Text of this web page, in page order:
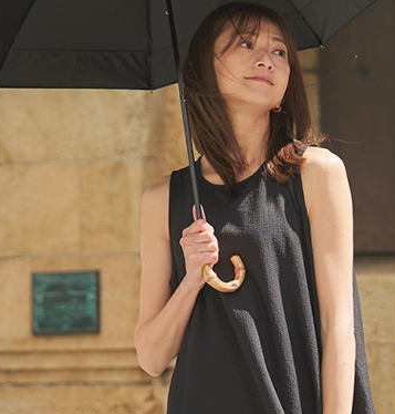
・Ｍサイズ(親骨55cm)
一般的に使われている女性雨傘と
折りたたみ傘
・2段タイプ(親骨50cm)
折りたたむのが楽で長傘のように
も持てます。
・3段タイプ(親骨50cm)
最もコンパクトになり折りたたま
ず閉じて持てます。